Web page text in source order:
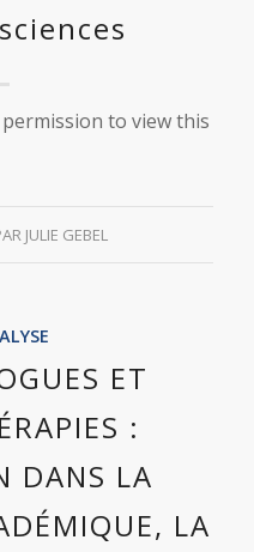
to view this
JULIE GEBEL
ET
:
DANS LA
LA